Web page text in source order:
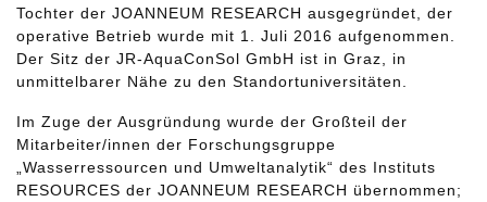
Tochter der JOANNEUM RESEARCH ausgegründet, der
operative Betrieb wurde mit 1. Juli 2016 aufgenommen.
Der Sitz der JR-AquaConSol GmbH ist in Graz, in
unmittelbarer Nähe zu den Standortuniversitäten.
Im Zuge der Ausgründung wurde der Großteil der
Mitarbeiter/innen der Forschungsgruppe
„Wasserressourcen und Umweltanalytik“ des Instituts
RESOURCES der JOANNEUM RESEARCH übernommen;